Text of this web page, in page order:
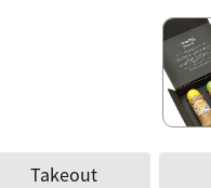
Takeout